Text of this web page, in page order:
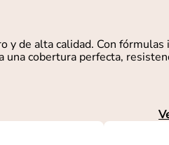
y de alta calidad. Con fórmulas
cobertura perfecta,